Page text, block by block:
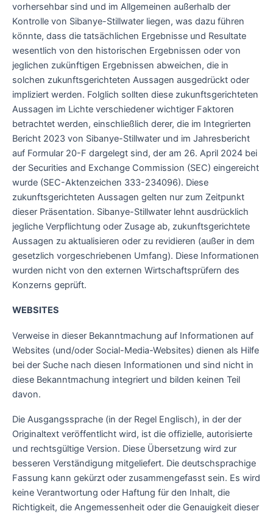
vorhersehbar sind und im Allgemeinen außerhalb der
Kontrolle von Sibanye-Stillwater liegen, was dazu führen
könnte, dass die tatsächlichen Ergebnisse und Resultate
wesentlich von den historischen Ergebnissen oder von
jeglichen zukünftigen Ergebnissen abweichen, die in
solchen zukunftsgerichteten Aussagen ausgedrückt oder
impliziert werden. Folglich sollten diese zukunftsgerichteten
Aussagen im Lichte verschiedener wichtiger Faktoren
betrachtet werden, einschließlich derer, die im Integrierten
Bericht 2023 von Sibanye-Stillwater und im Jahresbericht
auf Formular 20-F dargelegt sind, der am 26. April 2024 bei
der Securities and Exchange Commission (SEC) eingereicht
wurde (SEC-Aktenzeichen 333-234096). Diese
zukunftsgerichteten Aussagen gelten nur zum Zeitpunkt
dieser Präsentation. Sibanye-Stillwater lehnt ausdrücklich
jegliche Verpflichtung oder Zusage ab, zukunftsgerichtete
Aussagen zu aktualisieren oder zu revidieren (außer in dem
gesetzlich vorgeschriebenen Umfang). Diese Informationen
wurden nicht von den externen Wirtschaftsprüfern des
Konzerns geprüft.
WEBSITES
Verweise in dieser Bekanntmachung auf Informationen auf
Websites (und/oder Social-Media-Websites) dienen als Hilfe
bei der Suche nach diesen Informationen und sind nicht in
diese Bekanntmachung integriert und bilden keinen Teil
davon.
Die Ausgangssprache (in der Regel Englisch), in der der
Originaltext veröffentlicht wird, ist die offizielle, autorisierte
und rechtsgültige Version. Diese Übersetzung wird zur
besseren Verständigung mitgeliefert. Die deutschsprachige
Fassung kann gekürzt oder zusammengefasst sein. Es wird
keine Verantwortung oder Haftung für den Inhalt, die
Richtigkeit, die Angemessenheit oder die Genauigkeit dieser